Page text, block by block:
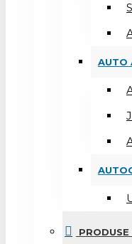
AUTO
PRODUSE